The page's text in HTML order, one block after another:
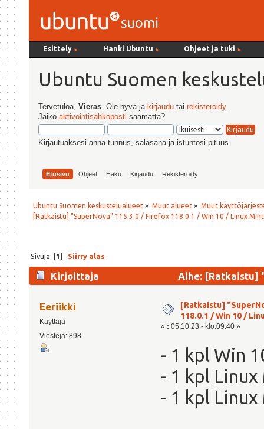
Esittely ► Hanki Ubuntu ► Ohjeet ja tuki ►
Ubuntu Suomen
Tervetuloa,Vieras . Ole hyvä ja kirjaudu tairekisteröidy.
Jäiköaktivointisähköposti saamatta?
Kirjautuaksesi anna tunnus, salasana ja istuntosi pituus
Etusivu Ohjeet Haku Kirjaudu Rekisteröidy
Ubuntu Suomen keskustelualueet » Muut alueet» Muut
[Ratkaistu] "SuperNova" 115.3.0 / Firefox 118.0.1 / Win 10 / Linux Mint
Sivuja: [1] Siirry alas
Kirjoittaja
Aihe: [Ratkaistu]
Eeriikki
Käyttäjä
Viestejä: 898
[Ratkaistu]
118.0.1 / Win 10 /
« : 05.10.23 - klo:09.40 »
- 1 kpl Win
- 1 kpl
- 1 kpl